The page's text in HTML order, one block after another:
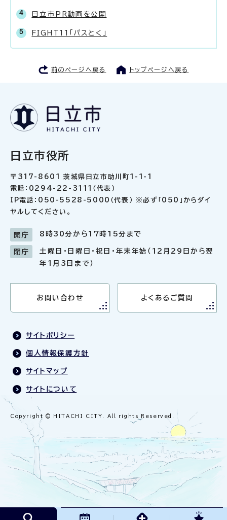
日立市PR動画を公開
FIGHT11「パスとく」
前のページへ戻る トップページへ戻る
日立市役所
〒317-8601 茨城県日立市助川町1-1-1
電話：0294-22-3111（代表）
IP電話：050-5528-5000（代表） ※必ず「050」からダイ
ヤルしてください。
開庁 8時30分から17時15分まで
閉庁
土曜日・日曜日・祝日・年末年始（12月29日から翌
年1月3日まで）
お問い合わせ よくあるご質問
サイトポリシー
個人情報保護方針
サイトマップ
サイトについて
Copyright © HITACHI CITY. All rights Reserved.